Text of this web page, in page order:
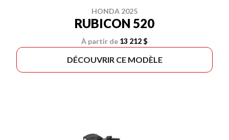
HONDA 2025
RUBICON 520
À partir de 13 212 $
DÉCOUVRIR CE MODÈLE